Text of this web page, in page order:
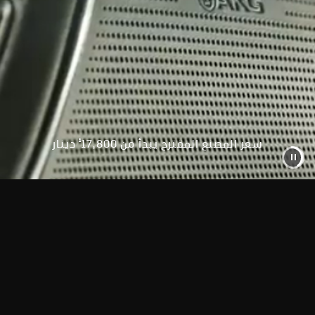
سعر المصنع المقترح يبدأ من 17,800 §دينار